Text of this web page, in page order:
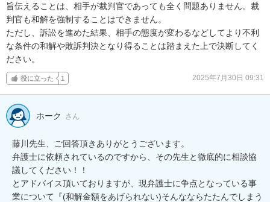
旨伝えることは、相手が裁判官であっても全く問題ありません。裁
判官も和解を強制することはできません。
ただし、訴訟を進めた結果、相手の態度が変わるなどしてより不利
な条件の和解や敗訴判決となり得ることは踏まえた上で決断してく
ださい。
役に立った 1 2025年7月30日 09:31
ホーク さん
藤川先生、ご回答頂きありがとうございます。
弁護士に依頼されているのですから、その先生と徹底的に相談協
議してください！！
とアドバイス頂いておりますが、現弁護士に争点となっている事
業について『(和解金額をあげられない)そんなならたたんでしまう